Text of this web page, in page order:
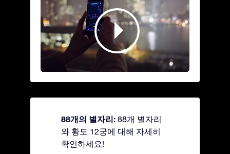
88개의 별자리: 88개 별자리
와 황도 12궁에 대해 자세히
확인하세요!